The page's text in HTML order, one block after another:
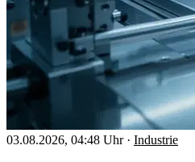
03.08.2026, 04:48 Uhr · Industrie